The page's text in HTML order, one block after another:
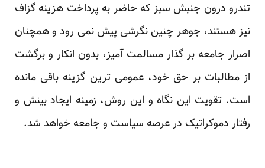
تندرو درون جنبش سبز که حاضر به پرداخت هزینه گزاف
نیز هستند، جوهر چنین نگرشی پیش نمی رود و همچنان
اصرار جامعه بر گذار مسالمت آمیز، بدون انکار و برگشت
از مطالبات بر حق خود، عمومی ترین گزینه باقی مانده
است. تقویت این نگاه و این روش، زمینه ایجاد بینش و
رفتار دموکراتیک در عرصه سیاست و جامعه خواهد شد.